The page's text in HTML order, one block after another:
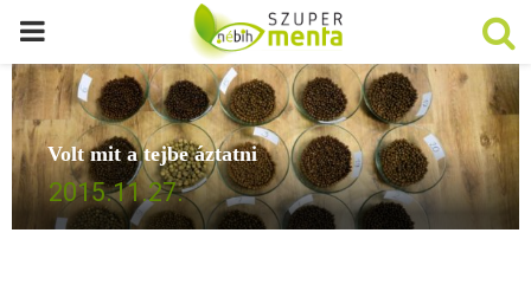
P
R
I
M
Volt mit a tejbe áztatni
2015.11.27.